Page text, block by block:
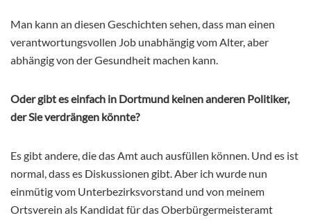
Man kann an diesen Geschichten sehen, dass man einen
verantwortungsvollen Job unabhängig vom Alter, aber
abhängig von der Gesundheit machen kann.
Oder gibt es einfach in Dortmund keinen anderen Politiker,
der Sie verdrängen könnte?
Es gibt andere, die das Amt auch ausfüllen können. Und es ist
normal, dass es Diskussionen gibt. Aber ich wurde nun
einmütig vom Unterbezirksvorstand und von meinem
Ortsverein als Kandidat für das Oberbürgermeisteramt